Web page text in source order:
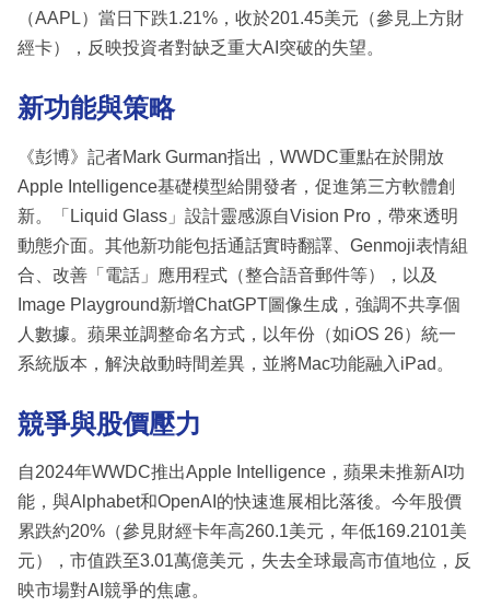
（AAPL）當日下跌1.21%，收於201.45美元（參見上方財
經卡），反映投資者對缺乏重大AI突破的失望。
新功能與策略
《彭博》記者Mark Gurman指出，WWDC重點在於開放
Apple Intelligence基礎模型給開發者，促進第三方軟體創
新。「Liquid Glass」設計靈感源自Vision Pro，帶來透明
動態介面。其他新功能包括通話實時翻譯、Genmoji表情組
合、改善「電話」應用程式（整合語音郵件等），以及
Image Playground新增ChatGPT圖像生成，強調不共享個
人數據。蘋果並調整命名方式，以年份（如iOS 26）統一
系統版本，解決啟動時間差異，並將Mac功能融入iPad。
競爭與股價壓力
自2024年WWDC推出Apple Intelligence，蘋果未推新AI功
能，與Alphabet和OpenAI的快速進展相比落後。今年股價
累跌約20%（參見財經卡年高260.1美元，年低169.2101美
元），市值跌至3.01萬億美元，失去全球最高市值地位，反
映市場對AI競爭的焦慮。